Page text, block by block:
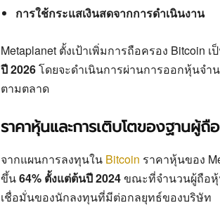
การใช้กระแสเงินสดจากการดำเนินงาน
Metaplanet ตั้งเป้าเพิ่มการถือครอง Bitcoin เ
ปี 2026โดยจะดำเนินการผ่านการออกหุ้นจำ
ตามตลาด
ราคาหุ้นและการเติบโตของฐานผู้ถื
จากแผนการลงทุนใน Bitcoin ราคาหุ้นของ
ขึ้น64% ตั้งแต่ต้นปี 2024ขณะที่จำนวนผู้ถือ
เชื่อมั่นของนักลงทุนที่มีต่อกลยุทธ์ของบริษัท